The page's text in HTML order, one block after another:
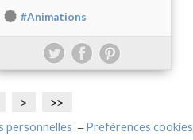
#Animations
1
3
1
4
1
5
1
6
1
7
1
8
1
9
2
0
3
0
4
0
5
0
6
0
7
0
8
0
9
0
> >>
personnelles Préférences cookies